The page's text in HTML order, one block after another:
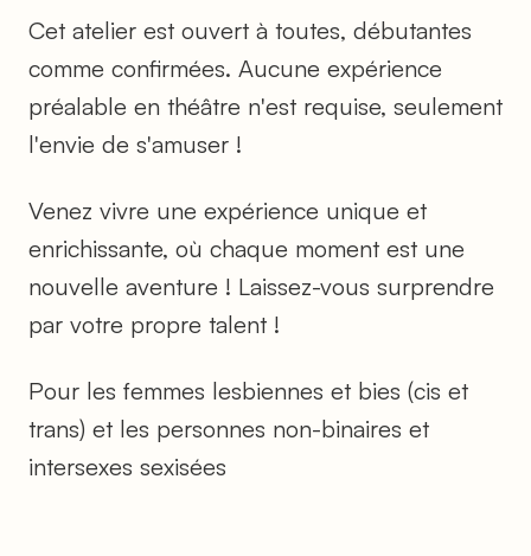
Cet atelier est ouvert à toutes, débutantes
comme confirmées. Aucune expérience
préalable en théâtre n'est requise, seulement
l'envie de s'amuser !
Venez vivre une expérience unique et
enrichissante, où chaque moment est une
nouvelle aventure ! Laissez-vous surprendre
par votre propre talent !
Pour les femmes lesbiennes et bies (cis et
trans) et les personnes non-binaires et
intersexes sexisées